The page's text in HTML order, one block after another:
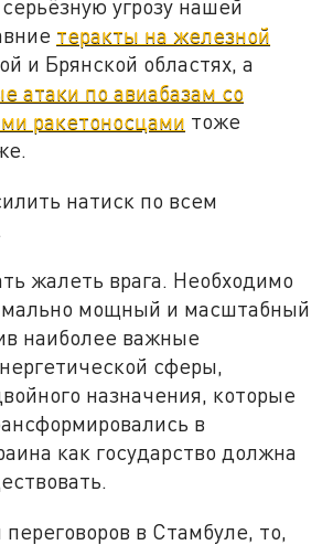
угрозу нашей
теракты на железной
и Брянской областях, а
атаки по авиабазам со
ракетоносцами тоже
натиск по всем
жалеть врага. Необходимо
мощный и масштабный
наиболее важные
сферы,
назначения, которые
в
как государство должна
в Стамбуле, то,